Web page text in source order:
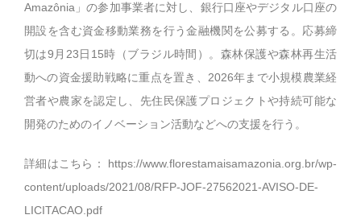
Amazônia」の参加事業者に対し、銀行口座やデジタル口座の
開設を含む資金移動業務を行う金融機関を公募する。応募締
切は9月23日15時（ブラジル時間）。森林保護や森林再生活
動への資金援助戦略に重点を置き、2026年まで小規模農業経
営者や農家を認定し、先住民保護プロジェクトや持続可能な
開発のためのイノベーション活動などへの支援を行う。
詳細はこちら： https://www.florestamaisamazonia.org.br/wp-
content/uploads/2021/08/RFP-JOF-27562021-AVISO-DE-
LICITACAO.pdf